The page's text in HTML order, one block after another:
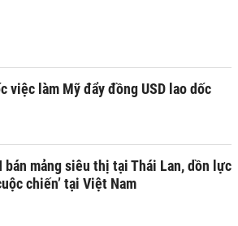
việc làm Mỹ đẩy đồng USD lao dốc
bán mảng siêu thị tại Thái Lan, dồn lực
chiến’ tại Việt Nam